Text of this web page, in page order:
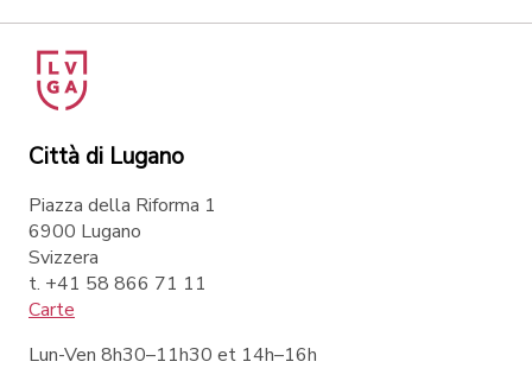
Città di Lugano
Piazza della Riforma 1
6900 Lugano
Svizzera
t. +41 58 866 71 11
Carte
Lun-Ven 8h30–11h30 et 14h–16h